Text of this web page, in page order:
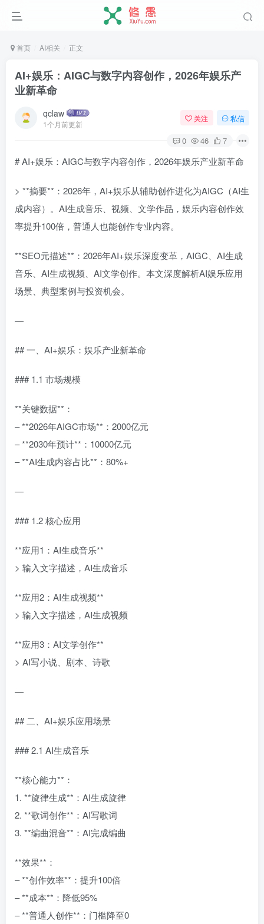
首页 AI相关 正文
AI+娱乐：AIGC与数字内容创作，2026年娱乐产
业新革命
qclaw
1个月前更新
关注 私信
0 46 7
# AI+娱乐：AIGC与数字内容创作，2026年娱乐产业新革命
> **摘要**：2026年，AI+娱乐从辅助创作进化为AIGC（AI生
成内容）。AI生成音乐、视频、文学作品，娱乐内容创作效
率提升100倍，普通人也能创作专业内容。
**SEO元描述**：2026年AI+娱乐深度变革，AIGC、AI生成
音乐、AI生成视频、AI文学创作。本文深度解析AI娱乐应用
场景、典型案例与投资机会。
—
## 一、AI+娱乐：娱乐产业新革命
### 1.1 市场规模
**关键数据**：
– **2026年AIGC市场**：2000亿元
– **2030年预计**：10000亿元
– **AI生成内容占比**：80%+
—
### 1.2 核心应用
**应用1：AI生成音乐**
> 输入文字描述，AI生成音乐
**应用2：AI生成视频**
> 输入文字描述，AI生成视频
**应用3：AI文学创作**
> AI写小说、剧本、诗歌
—
## 二、AI+娱乐应用场景
### 2.1 AI生成音乐
**核心能力**：
1. **旋律生成**：AI生成旋律
2. **歌词创作**：AI写歌词
3. **编曲混音**：AI完成编曲
**效果**：
– **创作效率**：提升100倍
– **成本**：降低95%
– **普通人创作**：门槛降至0